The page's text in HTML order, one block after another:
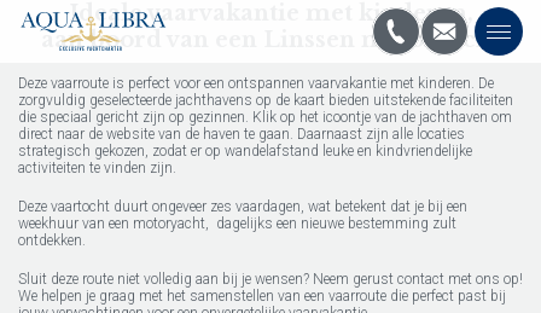
Ideale vaarvakantie met kinderen,
aan boord van een Linssen motoryacht
Deze vaarroute is perfect voor een ontspannen vaarvakantie met kinderen. De
zorgvuldig geselecteerde jachthavens op de kaart bieden uitstekende faciliteiten
die speciaal gericht zijn op gezinnen. Klik op het icoontje van de jachthaven om
direct naar de website van de haven te gaan. Daarnaast zijn alle locaties
strategisch gekozen, zodat er op wandelafstand leuke en kindvriendelijke
activiteiten te vinden zijn.
Deze vaartocht duurt ongeveer zes vaardagen, wat betekent dat je bij een
weekhuur van een motoryacht, dagelijks een nieuwe bestemming zult
ontdekken.
Sluit deze route niet volledig aan bij je wensen? Neem gerust contact met ons op!
We helpen je graag met het samenstellen van een vaarroute die perfect past bij